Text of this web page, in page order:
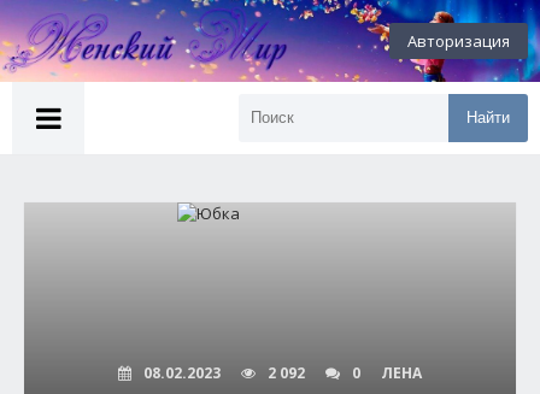
Авторизация
Найти
08.02.2023 2 092 0 ЛЕНА